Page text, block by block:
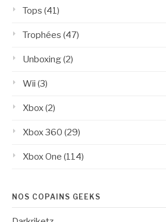
Tops (41)
Trophées (47)
Unboxing(2)
Wii (3)
Xbox(2)
Xbox 360 (29)
Xbox One (114)
NOS COPAINS GEEKS